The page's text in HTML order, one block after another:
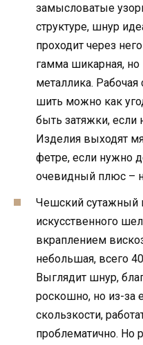
замысловатые
структуре, шнур
проходит через
гамма шикарная,
металлика. Рабочая
шить можно как
быть затяжки, если
Изделия выходят
фетре, если нужно
очевидный плюс –
Чешский сутажный
искусственного
вкраплением
небольшая, всего
Выглядит шнур,
роскошно, но из-за
скользкости,
проблематично. Но